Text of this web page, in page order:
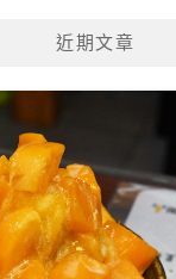
近期文章